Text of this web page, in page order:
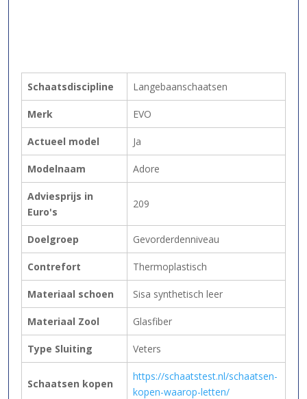
Schaatsdiscipline Langebaanschaatsen
Merk EVO
Actueel model Ja
Modelnaam Adore
Adviesprijs in
Euro's
209
Doelgroep Gevorderdenniveau
Contrefort Thermoplastisch
Materiaal schoen Sisa synthetisch leer
Materiaal Zool Glasfiber
Type Sluiting Veters
Schaatsen kopen
https://schaatstest.nl/schaatsen-
kopen-waarop-letten/